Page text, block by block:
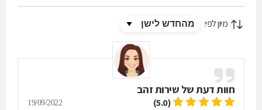
מיון לפי:
חוות דעת של שירות זהב
(5.0)
19/09/2022